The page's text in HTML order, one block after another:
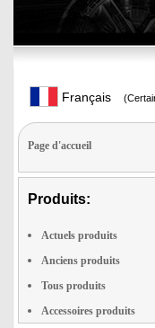
Français
Page d'accueil
Produits:
Actuels produits
Anciens produits
Tous produits
Accessoires produits